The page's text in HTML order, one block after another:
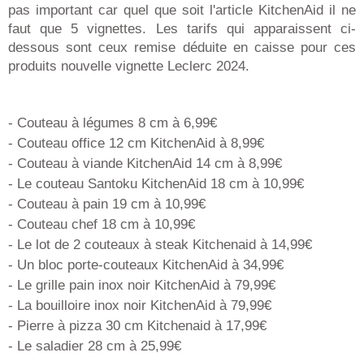
pas important car quel que soit l'article KitchenAid il ne
faut que 5 vignettes. Les tarifs qui apparaissent ci-
dessous sont ceux remise déduite en caisse pour ces
produits nouvelle vignette Leclerc 2024.
- Couteau à légumes 8 cm à 6,99€
- Couteau office 12 cm KitchenAid à 8,99€
- Couteau à viande KitchenAid 14 cm à 8,99€
- Le couteau Santoku KitchenAid 18 cm à 10,99€
- Couteau à pain 19 cm à 10,99€
- Couteau chef 18 cm à 10,99€
- Le lot de 2 couteaux à steak Kitchenaid à 14,99€
- Un bloc porte-couteaux KitchenAid à 34,99€
- Le grille pain inox noir KitchenAid à 79,99€
- La bouilloire inox noir KitchenAid à 79,99€
- Pierre à pizza 30 cm Kitchenaid à 17,99€
- Le saladier 28 cm à 25,99€